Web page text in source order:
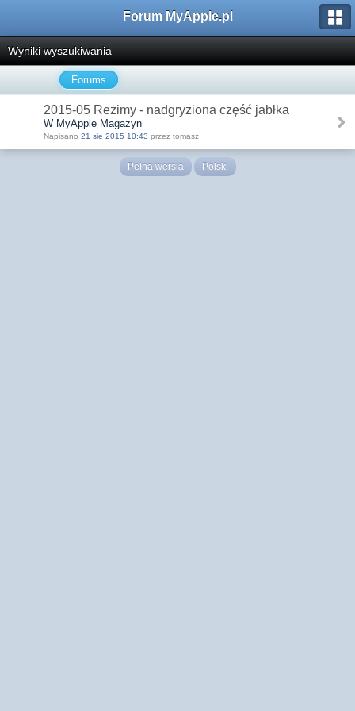
Forum MyApple.pl
Wyniki wyszukiwania
Forums
2015-05 Reżimy - nadgryziona część jabłka
W MyApple Magazyn
Napisano 21 sie 2015 10:43 przez tomasz
Pełna wersja Polski